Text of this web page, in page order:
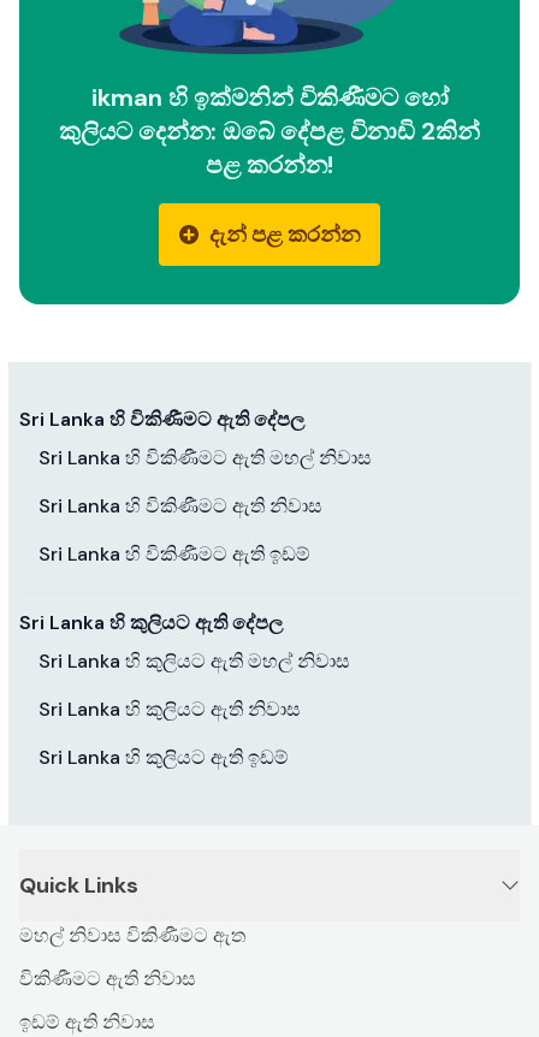
ikman හි ඉක්මනින් විකිණීමට හෝ
කුලියට දෙන්න: ඔබේ දේපළ විනාඩි 2කින්
පළ කරන්න!
දැන් පළ කරන්න
Sri Lanka හි විකිණීමට ඇති දේපල
Sri Lanka හි විකිණීමට ඇති මහල් නිවාස
Sri Lanka හි විකිණීමට ඇති නිවාස
Sri Lanka හි විකිණීමට ඇති ඉඩම්
Sri Lanka හි කුලියට ඇති දේපල
Sri Lanka හි කුලියට ඇති මහල් නිවාස
Sri Lanka හි කුලියට ඇති නිවාස
Sri Lanka හි කුලියට ඇති ඉඩම්
Quick Links
මහල් නිවාස විකිණීමට ඇත
විකිණීමට ඇති නිවාස
ඉඩම් ඇති නිවාස